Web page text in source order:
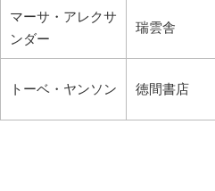
マーサ・アレクサ
ンダー
瑞雲舎
トーベ・ヤンソン 徳間書店